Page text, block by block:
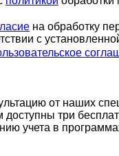
на обработку
с
от наших
три
учета в